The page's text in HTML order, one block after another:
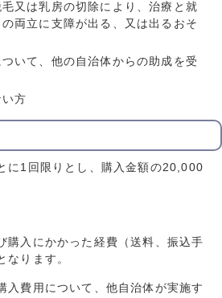
又は乳房の切除により、治療と就
両立に支障が出る、又は出るおそ
いて、他の自治体からの助成を受
方
に1回限りとし、購入金額の20,000
購入にかかった経費（送料、振込手
なります。
入費用について、他自治体が実施す